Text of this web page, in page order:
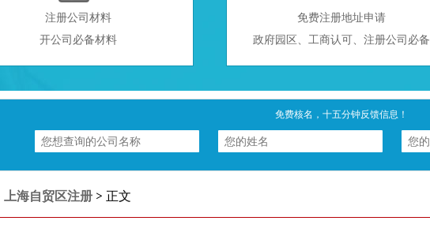
注册公司材料
开公司必备材料
免费注册地址申请
政府园区、工商认可、注册公司必备
免费核名，十五分钟反馈信息！
上海自贸区注册 > 正文